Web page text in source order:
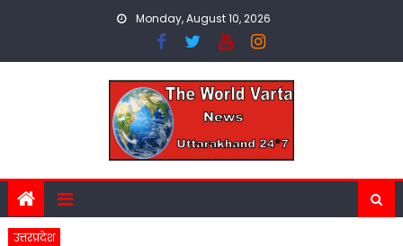
Monday, August 10, 2026
उत्तरप्रदेश